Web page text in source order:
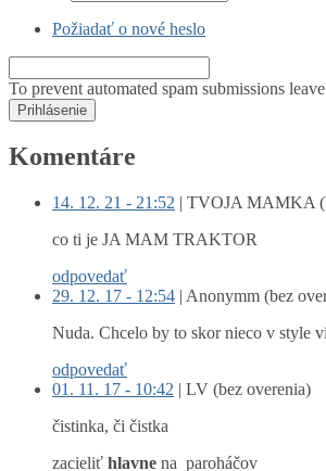
Požiadať o nové heslo
To prevent automated spam submissions
Komentáre
14. 12. 21 - 21:52 | TVOJA MAMKA
co ti je JA MAM TRAKTOR
odpovedať
29. 12. 17 - 12:54 | Anonymm (bez
Nuda. Chcelo by to skor nieco v style
odpovedať
01. 11. 17 - 10:42 | LV (bez overenia)
čistinka, či čistka
zacieliť hlavne na paroháčov